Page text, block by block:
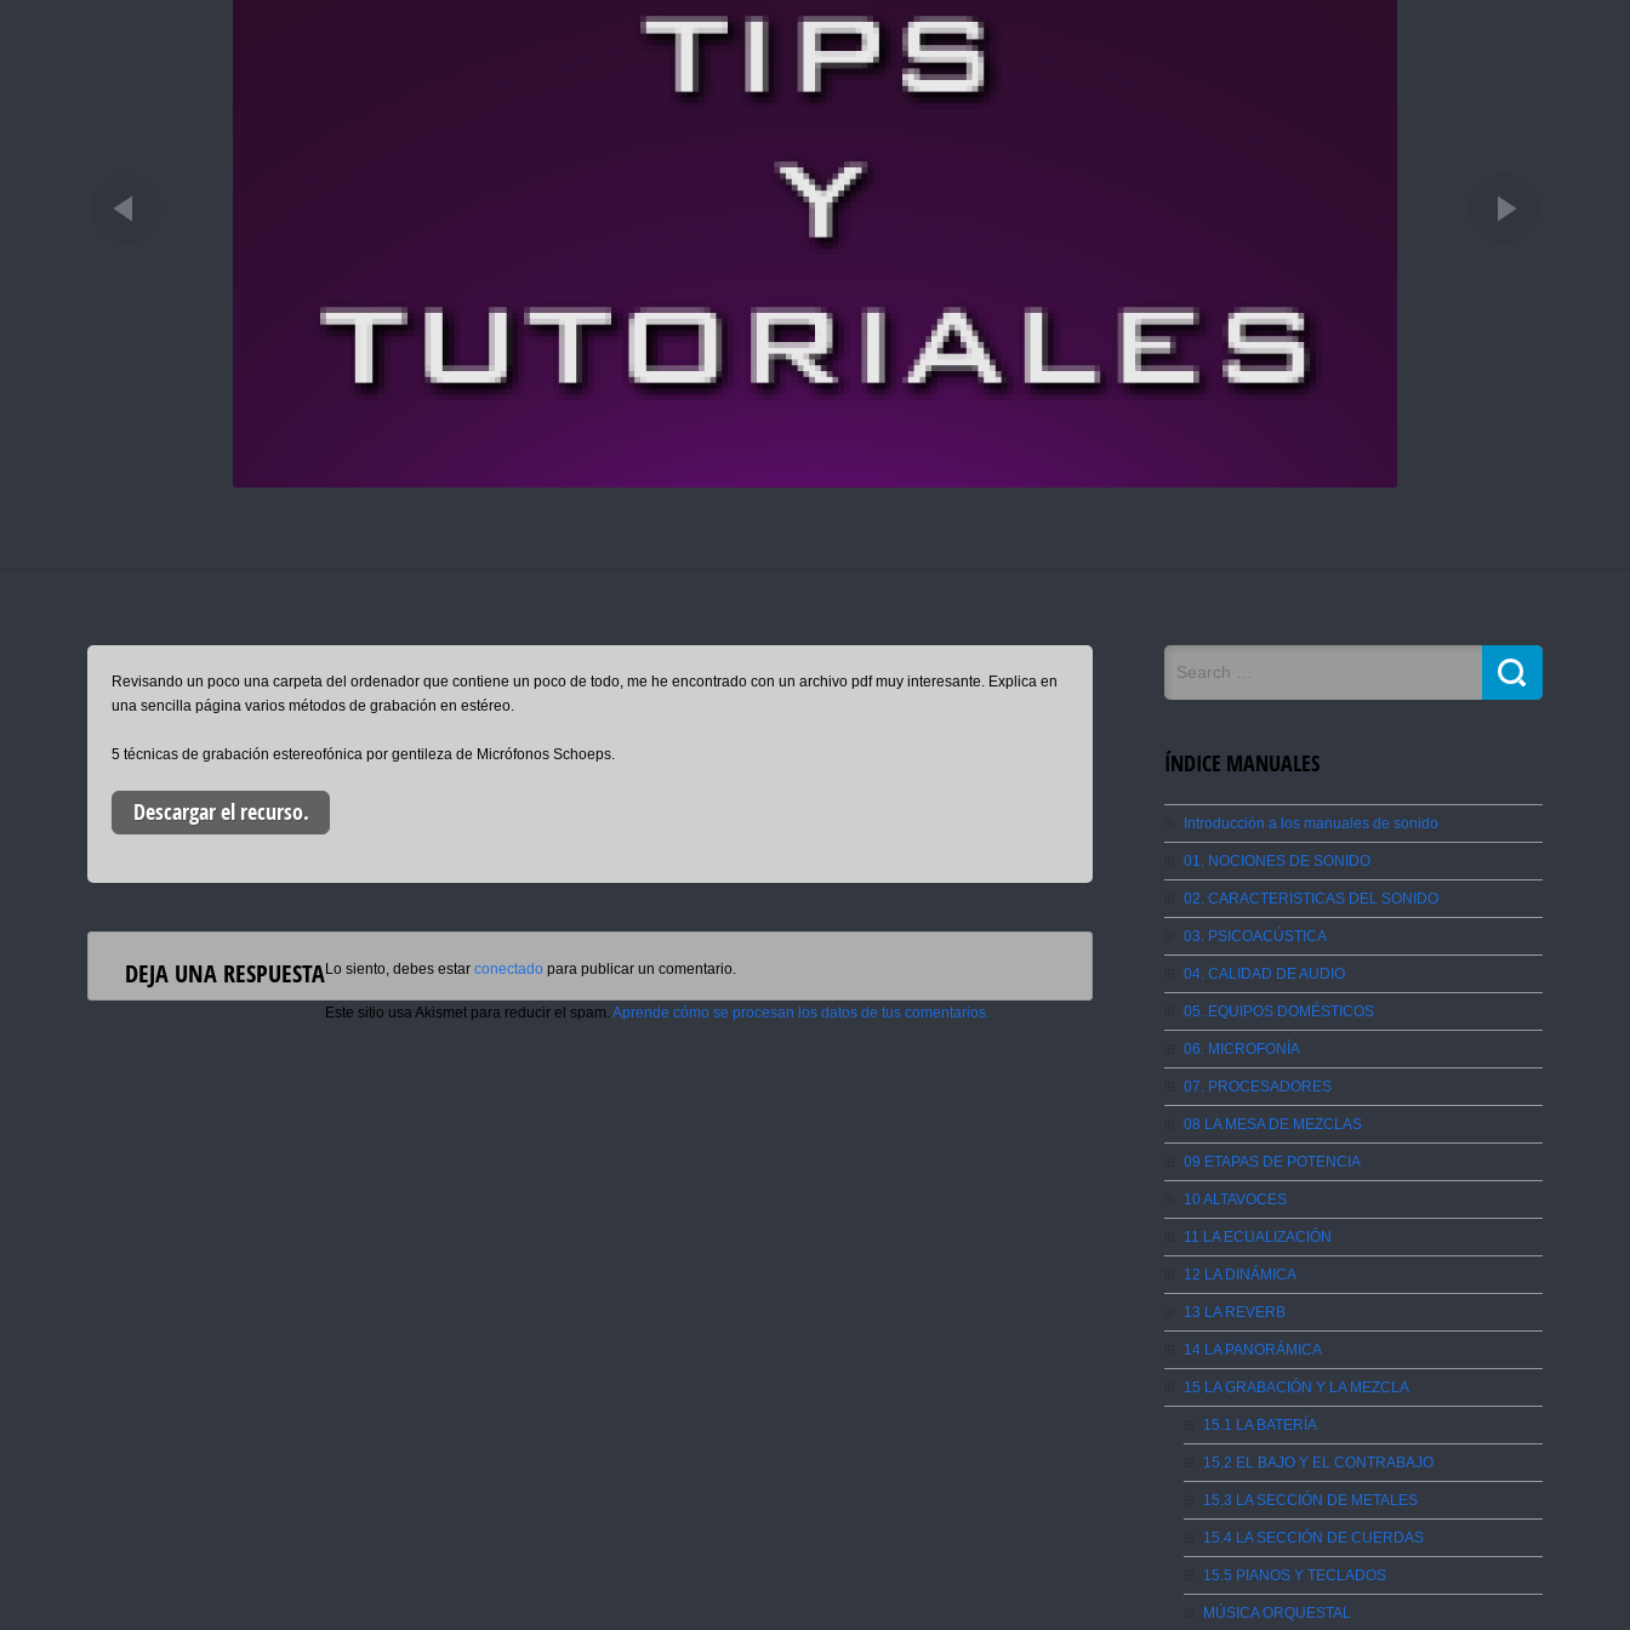
Revisando un poco una carpeta del ordenador que contiene un poco de todo, me he encontrado con un archivo pdf muy interesante. Explica en
una sencilla página varios métodos de grabación en estéreo.
5 técnicas de grabación estereofónica por gentileza de Micrófonos Schoeps.
Descargar el recurso.
DEJA UNA RESPUESTALo siento, debes estar conectado para publicar un comentario.
Este sitio usa Akismet para reducir el spam. Aprende cómo se procesan los datos de tus comentarios.
ÍNDICE MANUALES
Introducción a los manuales de sonido
01. NOCIONES DE SONIDO
02. CARACTERISTICAS DEL SONIDO
03. PSICOACÚSTICA
04. CALIDAD DE AUDIO
05. EQUIPOS DOMÉSTICOS
06. MICROFONÍA
07. PROCESADORES
08 LA MESA DE MEZCLAS
09 ETAPAS DE POTENCIA
10 ALTAVOCES
11 LA ECUALIZACIÓN
12 LA DINÁMICA
13 LA REVERB
14 LA PANORÁMICA
15 LA GRABACIÓN Y LA MEZCLA
15.1 LA BATERÍA
15.2 EL BAJO Y EL CONTRABAJO
15.3 LA SECCIÓN DE METALES
15.4 LA SECCIÓN DE CUERDAS
15.5 PIANOS Y TECLADOS
MÚSICA ORQUESTAL